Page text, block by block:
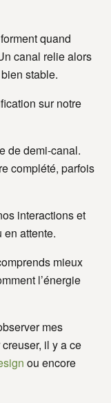
quand
canal relie alors
bien stable.
sur notre
de demi-canal.
complété, parfois
interactions et
en attente.
mieux
l’énergie
mes
il y a ce
ou encore